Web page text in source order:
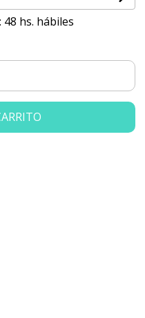
hs. hábiles